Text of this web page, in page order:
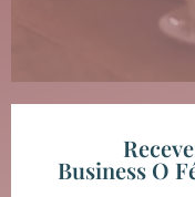
Business O